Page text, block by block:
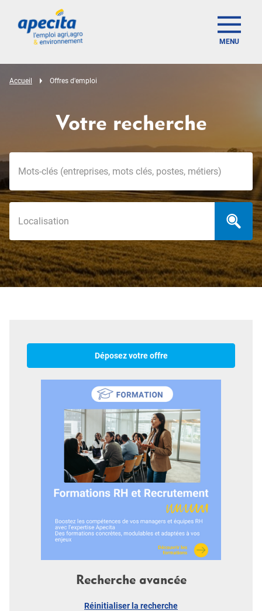
MENU
Accueil Offres d'emploi
Votre recherche
Déposez votre offre
Recherche avancée
Réinitialiser la recherche